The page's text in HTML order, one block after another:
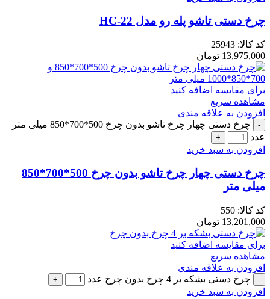
چرخ دستی تاشو پله رو مدل HC-22
کد کالا: 25943
13,975,000 تومان
برای مقایسه اضافه کنید
مشاهده سریع
افزودن به علاقه مندی
چرخ دستی چهار چرخ تاشو بدون چرخ 500*700*850 میلی متر
عدد
افزودن به سبد خرید
چرخ دستی چهار چرخ تاشو بدون چرخ 500*700*850
میلی متر
کد کالا: 550
13,201,000 تومان
برای مقایسه اضافه کنید
مشاهده سریع
افزودن به علاقه مندی
چرخ دستی بشکه بر 4 چرخ بدون چرخ عدد
افزودن به سبد خرید